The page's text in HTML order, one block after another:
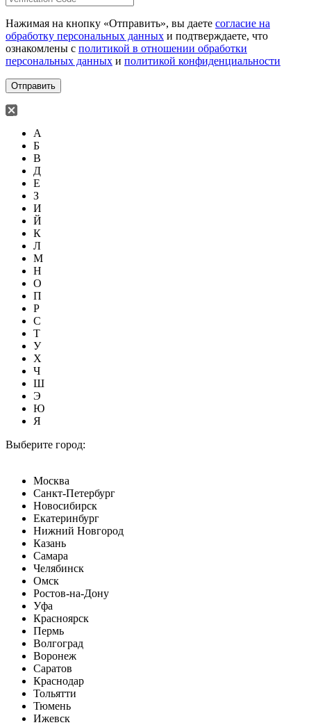
Нажимая на кнопку «Отправить», вы даете согласие на
обработку персональных данных и подтверждаете, что
ознакомлены с политикой в отношении обработки
персональных данных и политикой конфиденциальности
А
Б
В
Д
Е
З
И
Й
К
Л
М
Н
О
П
Р
С
Т
У
Х
Ч
Ш
Э
Ю
Я
Выберите город:
Москва
Санкт-Петербург
Новосибирск
Екатеринбург
Нижний Новгород
Казань
Самара
Челябинск
Омск
Ростов-на-Дону
Уфа
Красноярск
Пермь
Волгоград
Воронеж
Саратов
Краснодар
Тольятти
Тюмень
Ижевск